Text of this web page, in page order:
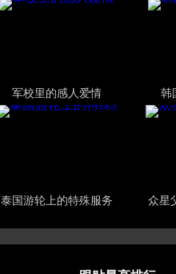
军校里的感人爱情 韩
泰国游轮上的特殊服务 众星